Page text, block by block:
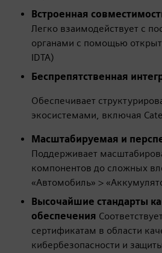
Встроенная
Легко взаимодействует с
органами с помощью
IDTA)
Беспрепятственная
Обеспечивает
экосистемами, включая
Масштабируемая и
Поддерживает
компонентов до сложных
«Автомобиль» >
Высочайшие стандарты
обеспечения
сертификатам в области
кибербезопасности и